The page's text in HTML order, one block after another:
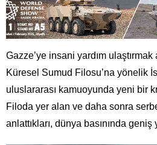
Gazze’ye insani yardım ulaştırmak
Küresel Sumud Filosu’na yönelik
uluslararası kamuoyunda yeni bir
Filoda yer alan ve daha sonra
anlattıkları, dünya basınında geniş